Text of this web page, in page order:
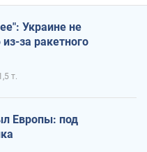
Украине не
за ракетного
т.
Европы: под